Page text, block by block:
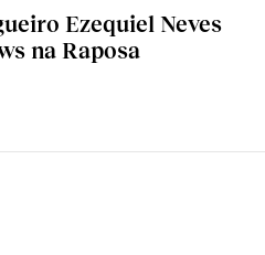
Ezequiel Neves
na Raposa